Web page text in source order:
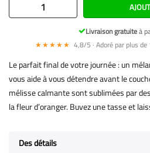
Livraison gratuiteà
★★★★★ 4,8/5 · Adoré par plus
Le parfait final de votre journée : un
vous aide à vous détendre avant le
mélisse calmante sont sublimées par
la fleur d’oranger. Buvez une tasse et
Des détails